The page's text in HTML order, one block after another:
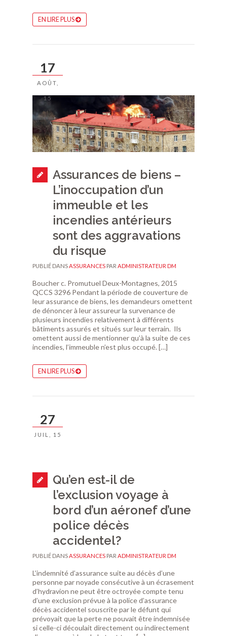
EN LIRE PLUS
Assurances de biens –
L’inoccupation d’un
immeuble et les
incendies antérieurs
sont des aggravations
du risque
PUBLIÉ DANSASSURANCES PAR ADMINISTRATEUR DM
Boucher c. Promutuel Deux-Montagnes, 2015
QCCS 3296 Pendant la période de couverture de
leur assurance de biens, les demandeurs omettent
de dénoncer à leur assureur la survenance de
plusieurs incendies relativement à différents
bâtiments assurés et situés sur leur terrain. Ils
omettent aussi de mentionner qu’à la suite de ces
incendies, l’immeuble n’est plus occupé. […]
EN LIRE PLUS
17
AOÛT,
15
Qu’en est-il de
l’exclusion voyage à
bord d’un aéronef d’une
police décès
accidentel?
PUBLIÉ DANSASSURANCES PAR ADMINISTRATEUR DM
L’indemnité d’assurance suite au décès d’une
personne par noyade consécutive à un écrasement
d’hydravion ne peut être octroyée compte tenu
d’une exclusion prévue à la police d’assurance
décès accidentel souscrite par le défunt qui
prévoyait que la perte ne pouvait être indemnisée
si celle-ci découlait directement ou indirectement
27
JUIL, 15